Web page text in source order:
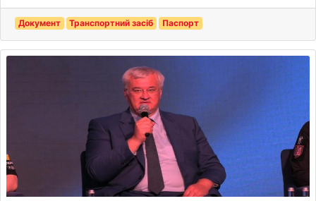
Документ Транспортний засіб Паспорт